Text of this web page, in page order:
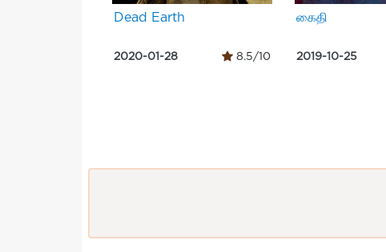
Dead Earth
2020-01-28 8.5/10
கைதி
2019-10-25